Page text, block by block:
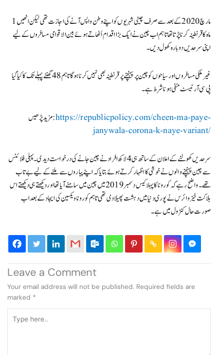
مارچ 2020 کے بعد سے صرف چینی شہریوں کو اپنے وطن واپس آنے کی اجازت تھی لیکن انھیں 1
ماہ کا قرنطینہ کرنا پڑتا تھا تاہم اب چین نے ایک بڑا اقدام اُٹھاتے ہوئے بین الاقوامی مسافروں کے لیے
اپنی سرحدیں دوبارہ کھول دیں۔
غیر ملکی مسافروں اور سیاحوں کو چین پر پہنچنے پر قرنطینہ بھی نہیں کرنا ہوگا تاہم 48 گھنٹے پہلے تک کا کیا گیا
پی سی آر ٹیسٹ منفی ہونا شرط ہے۔
مزید پڑھیں:https://republicpolicy.com/cheen-ma-paye-
janywala-corona-k-naye-variant/
سرحدیں کھولنے کے اعلان کے ساتھ ہی 4 لاکھ افراد نے چین جانے کی درخواست دیدی۔ پہلی فلائٹس
سے چین پہنچنے والوں نے خوشی کا اظہار کرتے ہوئے بتایا کہ اپنے پیاروں سے ملنے کے لیے بے تاب
تھے۔ واضح رہے کہ کورونا کا پہلا کیس دسمبر 2019 میں چین میں سامنے آیا تھا اور دیکھتے ہی دیکھتے اس
ہلاکت خیز وائرس نے پوری دنیا میں دہشت پھیلادی تھی تاہم کورونا ویکسین کی ایجاد کے بعد اب
صورت حال کنٹرول میں ہے۔
Leave a Comment
Your email address will not be published. Required fields are
marked *
here..